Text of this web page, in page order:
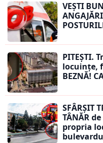
VEȘTI
PITEȘTI.
locuințe,
BEZNĂ!
SFÂRȘIT
TÂNĂR
propria